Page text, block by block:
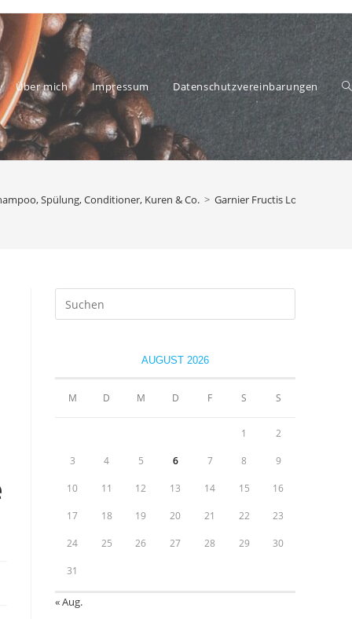
Über mich Impressum Datenschutzvereinbarungen
Spülung, Conditioner, Kuren & Co. > Garnier Fructis Locken
Escape
AUGUST 2026
M D M D F S S
1 2
3 4 5 6 7 8 9
10 11 12 13 14 15 16
17 18 19 20 21 22 23
24 25 26 27 28 29 30
31
« Aug.